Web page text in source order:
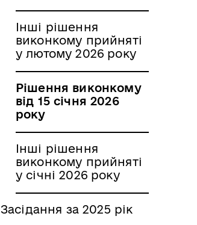
Інші рішення
виконкому прийняті
у лютому 2026 року
Рішення виконкому
від 15 січня 2026
року
Інші рішення
виконкому прийняті
у січні 2026 року
Засідання за 2025 рік